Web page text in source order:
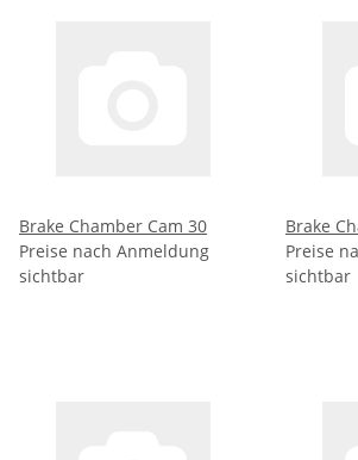
Brake Chamber Cam 30
Preise nach Anmeldung
sichtbar
Brake
Preise
sichtbar